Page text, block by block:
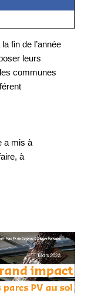
la fin de l’année
ser leurs
les communes
a mis à
à